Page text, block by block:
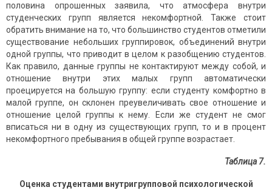
половина опрошенных заявила, что атмосфера внутри
студенческих групп является некомфортной. Также стоит
обратить внимание на то, что большинство студентов отметили
существование небольших группировок, объединений внутри
одной группы, что приводит в целом к разобщению студентов.
Как правило, данные группы не контактируют между собой, и
отношение внутри этих малых групп автоматически
проецируется на большую группу: если студенту комфортно в
малой группе, он склонен преувеличивать свое отношение и
отношение целой группы к нему. Если же студент не смог
вписаться ни в одну из существующих групп, то и в процент
некомфортного пребывания в общей группе возрастает.
Таблица 7.
Оценка студентами внутригрупповой психологической